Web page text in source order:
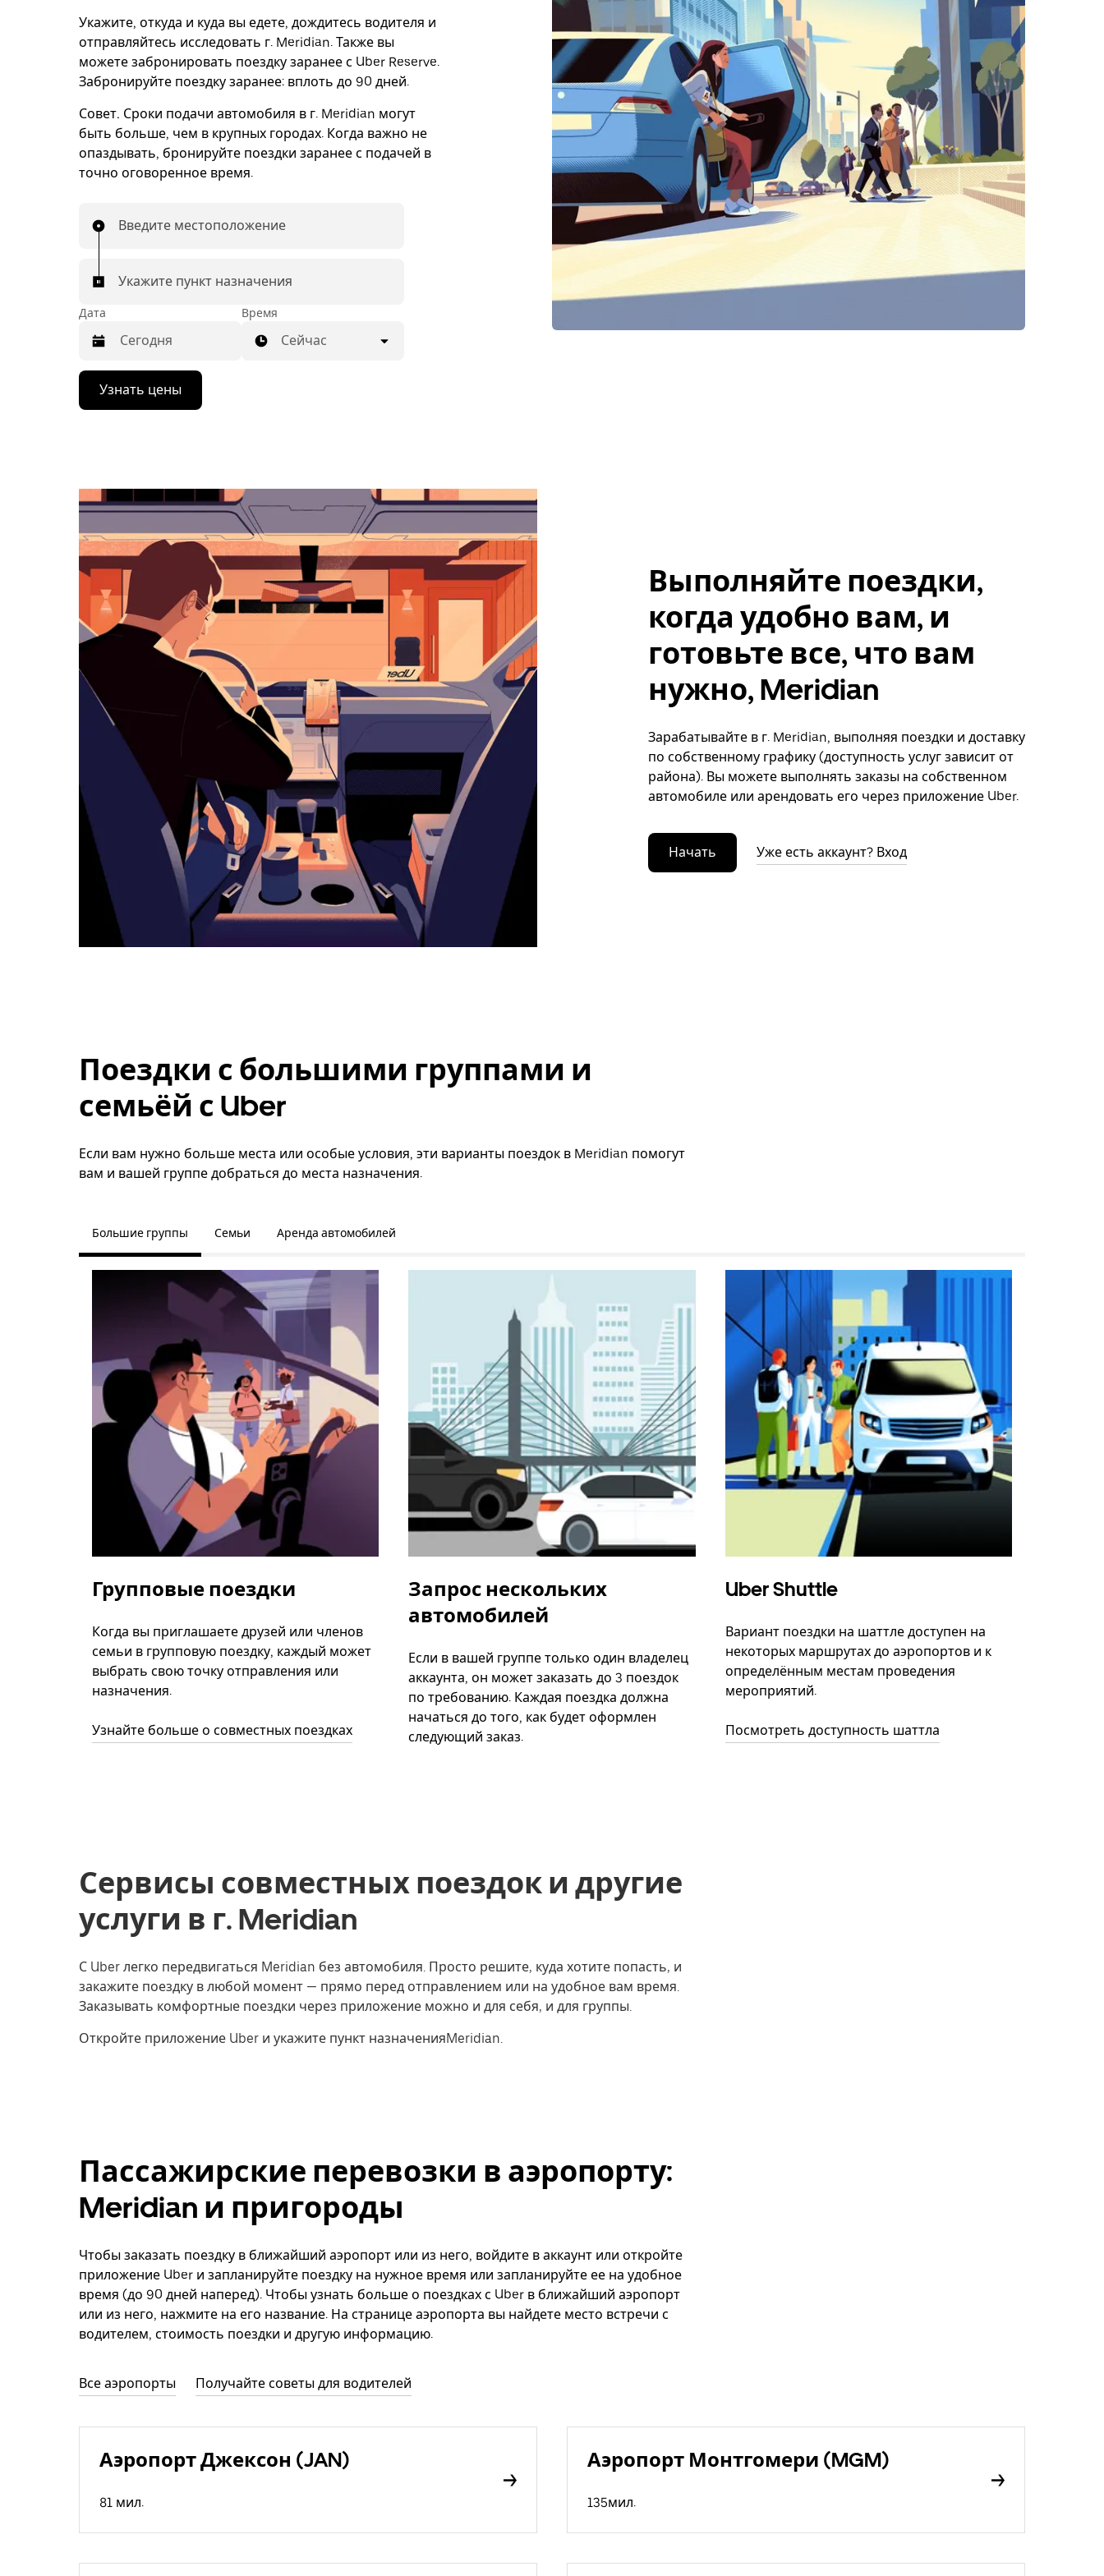
Укажите, откуда и куда вы едете, дождитесь водителя и
отправляйтесь исследовать г. Meridian. Также вы
можете забронировать поездку заранее с Uber Reserve.
Забронируйте поездку заранее: вплоть до 90 дней.
Совет. Сроки подачи автомобиля в г. Meridian могут
быть больше, чем в крупных городах. Когда важно не
опаздывать, бронируйте поездки заранее с подачей в
точно оговоренное время.
Введите местоположение
Укажите пункт назначения
Дата
Нажмите
стрелку
вниз,
выбрать
дату.
закрыть
календарь,
нажмите
Esc.
Время
Сейчас
Узнать цены
Выполняйте поездки,
когда удобно вам, и
готовьте все, что вам
нужно, Meridian
Зарабатывайте в г. Meridian, выполняя поездки и доставку
по собственному графику (доступность услуг зависит от
района). Вы можете выполнять заказы на собственном
автомобиле или арендовать его через приложение Uber.
Начать Уже есть аккаунт? Вход
Поездки с большими группами и
семьёй с Uber
Если вам нужно больше места или особые условия, эти варианты поездок в Meridian помогут
вам и вашей группе добраться до места назначения.
Большие группы Семьи Аренда автомобилей
Групповые поездки
Когда вы приглашаете друзей или членов
семьи в групповую поездку, каждый может
выбрать свою точку отправления или
назначения.
Узнайте больше о совместных поездках
Запрос нескольких
автомобилей
Если в вашей группе только один владелец
аккаунта, он может заказать до 3 поездок
по требованию. Каждая поездка должна
начаться до того, как будет оформлен
следующий заказ.
Uber Shuttle
Вариант поездки на шаттле доступен на
некоторых маршрутах до аэропортов и к
определённым местам проведения
мероприятий.
Посмотреть доступность шаттла
Сервисы совместных поездок и другие
услуги в г. Meridian
С Uber легко передвигаться Meridian без автомобиля. Просто решите, куда хотите попасть, и
закажите поездку в любой момент — прямо перед отправлением или на удобное вам время.
Заказывать комфортные поездки через приложение можно и для себя, и для группы.
Откройте приложение Uber и укажите пункт назначенияMeridian.
Пассажирские перевозки в аэропорту:
Meridian и пригороды
Чтобы заказать поездку в ближайший аэропорт или из него, войдите в аккаунт или откройте
приложение Uber и запланируйте поездку на нужное время или запланируйте ее на удобное
время (до 90 дней наперед). Чтобы узнать больше о поездках с Uber в ближайший аэропорт
или из него, нажмите на его название. На странице аэропорта вы найдете место встречи с
водителем, стоимость поездки и другую информацию.
Все аэропорты Получайте советы для водителей
Аэропорт Джексон (JAN)
81 мил.
Аэропорт Монтгомери (MGM)
135мил.